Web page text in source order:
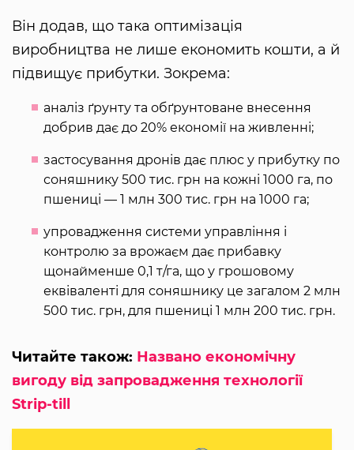
Він додав, що така оптимізація
виробництва не лише економить кошти, а й
підвищує прибутки. Зокрема:
аналіз ґрунту та обґрунтоване внесення
добрив дає до 20% економії на живленні;
застосування дронів дає плюс у прибутку по
соняшнику 500 тис. грн на кожні 1000 га, по
пшениці — 1 млн 300 тис. грн на 1000 га;
упровадження системи управління і
контролю за врожаєм дає прибавку
щонайменше 0,1 т/га, що у грошовому
еквіваленті для соняшнику це загалом 2 млн
500 тис. грн, для пшениці 1 млн 200 тис. грн.
Читайте також: Названо економічну
вигоду від запровадження технології
Strip-till